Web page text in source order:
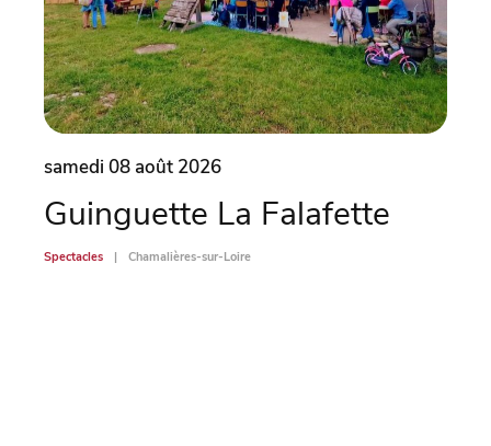
samedi 08 août 2026
Guinguette La Falafette
Spectacles Chamalières-sur-Loire